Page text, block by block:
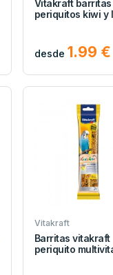
Vitakraft barritas
periquitos kiwi y
desde 1.99 €
Vitakraft
Barritas vitakraft
periquito